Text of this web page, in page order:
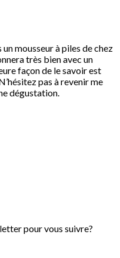
mousseur à piles de chez
très bien avec un
façon de le savoir est
pas à revenir me
dégustation.
pour vous suivre?